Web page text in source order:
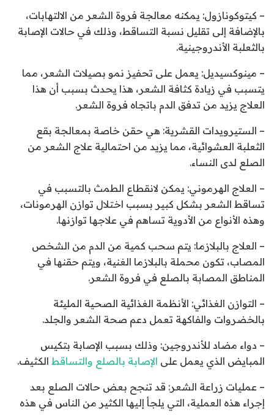
– كيتوكونازول: يمكنه معالجة فروة الشعر من الالتهابات،
بالإضافة إلى تقليل نسبة التساقط، وذلك في حالات الإصابة
بالثعلبة الأندروجينية.
– مينوكسيديل: يعمل على تحفيز نمو بصيلات الشعر، مما
يتسبب في زيادة كثافة الشعر، هذا يحدث بسبب أن هذا
العلاج يزيد من تدفق الدم باتجاه فروة الشعر.
– الستيرويدات القشرية: هي حقن خاصة بمعالجة بقع
الثعلبة العشوائية، مما يزيد من احتمالية علاج الشعر من
الصلع لدى النساء.
– العلاج الهرموني: يمكن لانقطاع الطمث بالتسبب في
تساقط الشعر بشكل كبير بسبب اختلال توازن الهرمونات،
وهذه الأنواع من الأدوية تساهم في علاجها توازنها.
– العلاج بالبلازما: يتم سحب كمية من الدم من الشخص
المصاب، تكون محملة بالبلازما الغنية، ويتم حقنها في
المناطق المصابة بالصلع في فروة الشعر.
– التوازن الغذائي: الأنظمة الغذائية الصحية المليئة
بالخضروات والفاكهة تعمل دعم صحة الشعر والجلد.
– دواء مضاد للأندروجين: وذلك بسبب الإصابة بتكيس
المبايض الذي يعمل على الإصابة بالصلع والتساقط الكثيف.
– عمليات زراعة الشعر: قد تنجح بعض حالات الصلع بعد
إجراء هذه العملية، التي يلجأ إليها الكثير من الناس في هذه